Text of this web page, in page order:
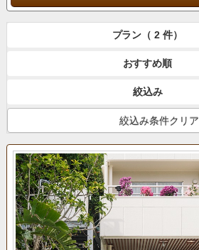
プラン（ 2 件）
おすすめ順
絞込み
絞込み条件クリア